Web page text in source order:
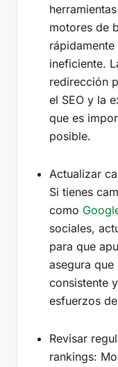
motores de
ineficiente.
redirección
el SEO y la
que es
posible.
Actualizar
Si tienes
como
sociales,
para que
asegura que
consistente
esfuerzos
Revisar
rankings: